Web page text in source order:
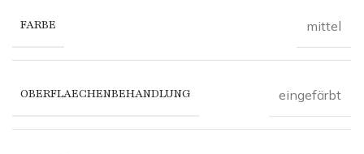
FARBE mittel
OBERFLAECHENBEHANDLUNG eingefärbt